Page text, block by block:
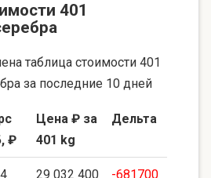
401
таблица стоимости 401
за последние 10 дней
₽
Цена ₽ за
401 kg
Дельта
29 032 400 -681700